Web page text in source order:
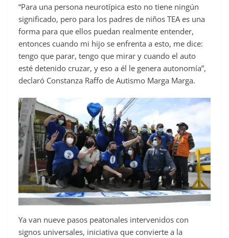
“Para una persona neurotípica esto no tiene ningún
significado, pero para los padres de niños TEA es una
forma para que ellos puedan realmente entender,
entonces cuando mi hijo se enfrenta a esto, me dice:
tengo que parar, tengo que mirar y cuando el auto
esté detenido cruzar, y eso a él le genera autonomía”,
declaró Constanza Raffo de Autismo Marga Marga.
Ya van nueve pasos peatonales intervenidos con
signos universales, iniciativa que convierte a la